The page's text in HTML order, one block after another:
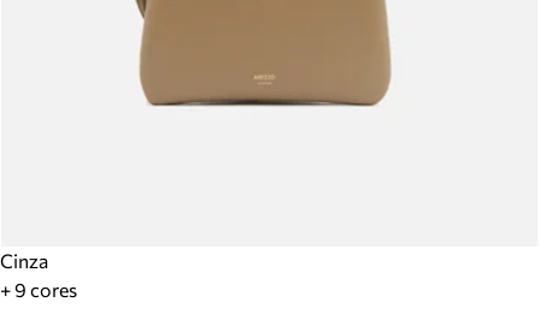
Cinza
+ 9 cores